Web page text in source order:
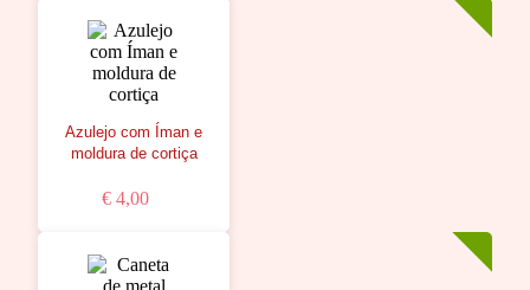
Azulejo com Íman e
moldura de cortiça
€ 4,00